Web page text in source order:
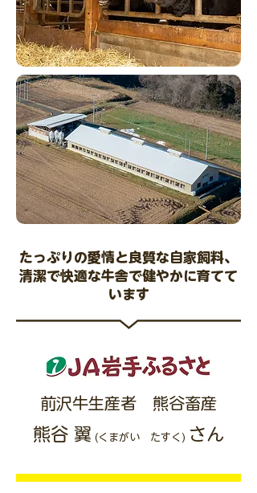
たっぷりの愛情と良質な自家飼料、
清潔で快適な牛舎で健やかに育てて
います
前沢牛生産者 熊谷畜産
熊谷 翼 (くまがい たすく) さん